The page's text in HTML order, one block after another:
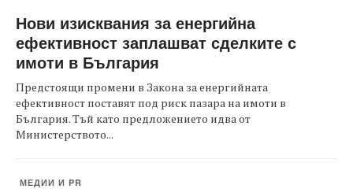
Нови изисквания за енергийна
ефективност заплашват сделките с
имоти в България
Предстоящи промени в Закона за енергийната
ефективност поставят под риск пазара на имоти в
България. Тъй като предложението идва от
Министерството...
МЕДИИ И PR